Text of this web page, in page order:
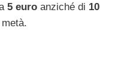
5 euro anziché di 10